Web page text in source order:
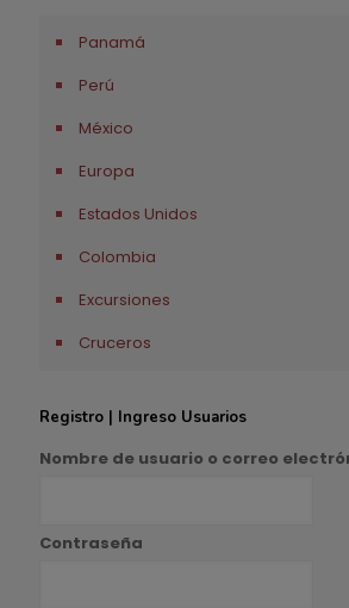
Panamá
Perú
México
Europa
Estados Unidos
Colombia
Excursiones
Cruceros
Registro | Ingreso Usuarios
Nombre de usuario o correo
Contraseña